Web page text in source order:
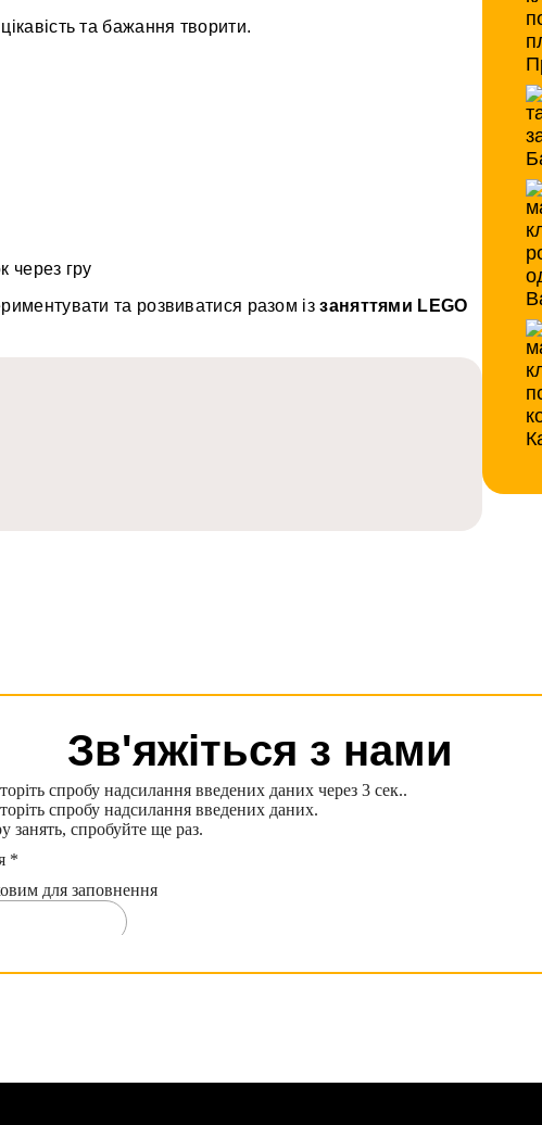
та бажання творити.
через гру
та розвиватися разом іззаняттями LEGO
Зв'яжіться з нами